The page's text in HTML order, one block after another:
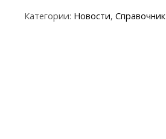
e itte er at y
Категории: Новости, Справочник